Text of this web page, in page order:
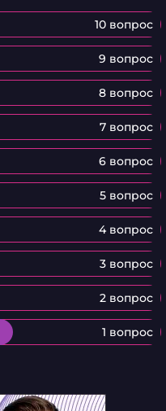
10 вопрос
9 вопрос
8 вопрос
7 вопрос
6 вопрос
5 вопрос
4 вопрос
3 вопрос
2 вопрос
1 вопрос